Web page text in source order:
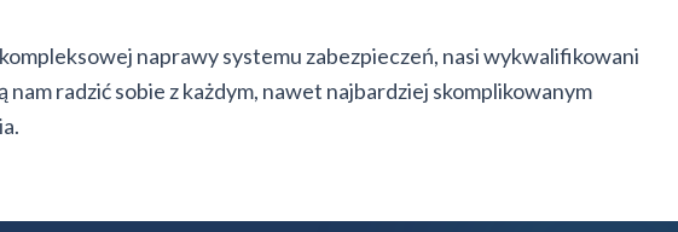
naprawy systemu zabezpieczeń, nasi wykwalifikowani
radzić sobie z każdym, nawet najbardziej skomplikowanym